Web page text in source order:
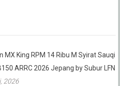
MX King RPM 14 Ribu M Syirat Sauqi
ARRC 2026 Jepang by Subur LFN
2026